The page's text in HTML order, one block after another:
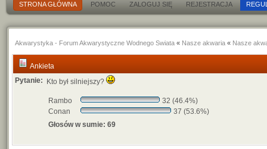
STRONA GŁÓWNA POMOC ZALOGUJ SIĘ REJESTRACJA
Akwarystyka - Forum Akwarystyczne Wodnego Swiata « Nasze akwaria « Nasze
Ankieta
Pytanie:
Kto był silniejszy?
Rambo
32 (46.4%)
Conan
37 (53.6%)
Głosów w sumie: 69